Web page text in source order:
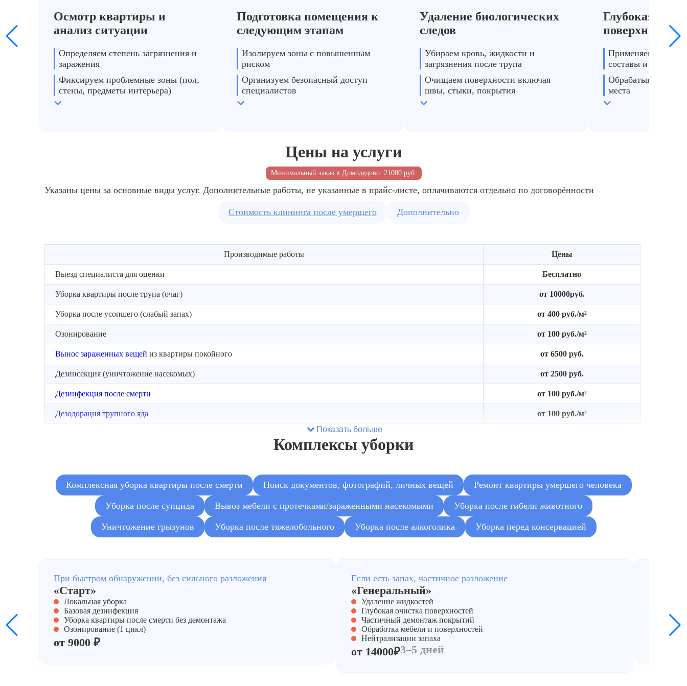
элементы, подготавливаем основания → помещение готово к строительным
работам
После ЧП требуется быстрое решение → выезд в день обращения, без
Осмотр квартиры и
анализ ситуации
Определяем степень загрязнения и
заражения
Фиксируем проблемные зоны (пол,
стены, предметы интерьера)
Рассчитываем стоимость и сроки
Подготовка помещения к
следующим этапам
Изолируем зоны с повышенным
риском
Организуем безопасный доступ
специалистов
Подготавливаем оборудование и
Удаление биологических
следов
Убираем кровь, жидкости и
загрязнения после трупа
Очищаем поверхности включая
швы, стыки, покрытия
Работаем с мебелью, матрасами и
Глубокая
поверхностей
Применяем
составы и
Обрабатываем
места
Удаляем
Цены на услуги
Минимальный заказ в Домодедово: 21000 руб.
Указаны цены за основные виды услуг. Дополнительные работы, не указанные в прайс-листе, оплачиваются отдельно по договорённости
Стоимость клининга после умершего Дополнительно
Производимые работы Цены
Выезд специалиста для оценки Бесплатно
Уборка квартиры после трупа (очаг) от 10000руб.
Уборка после усопшего (слабый запах) от 400 руб./м²
Озонирование от 100 руб./м²
Вынос зараженных вещей из квартиры покойного от 6500 руб.
Дезинсекция (уничтожение насекомых) от 2500 руб.
Дезинфекция после смерти от 100 руб./м²
Дезодорация трупного яда
от 100 руб./м²
Показать больше
Комплексы уборки
Комплексная уборка квартиры после смерти Поиск документов, фотографий, личных вещей Ремонт квартиры умершего человека
Уборка после суицида Вывоз мебели с протечками/зараженными насекомыми Уборка после гибели животного
Уничтожение грызунов Уборка после тяжелобольного Уборка после алкоголика Уборка перед консервацией
При быстром обнаружении, без сильного разложения
«Старт»
Локальная уборка
Базовая дезинфекция
Уборка квартиры после смерти без демонтажа
Озонирование (1 цикл)
от 9000 ₽
Если есть запах, частичное разложение
«Генеральный»
Удаление жидкостей
Глубокая очистка поверхностей
Частичный демонтаж покрытий
Обработка мебели и поверхностей
Нейтрализации запаха
от 14000₽3–5 дней